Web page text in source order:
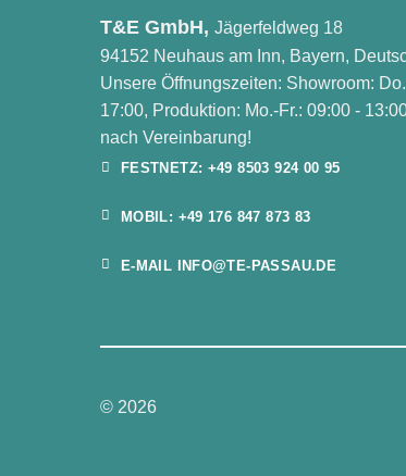
T&E GmbH, Jägerfeldweg 18
94152 Neuhaus am Inn, Bayern,
Unsere Öffnungszeiten: Showroom:
17:00, Produktion: Mo.-Fr.: 09:00 -
nach Vereinbarung!
FESTNETZ: +49 8503 924 00 95
MOBIL: +49 176 847 873 83
E-MAIL INFO@TE-PASSAU.DE
© 2026